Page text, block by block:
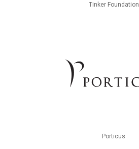
Tinker Foundation
Porticus